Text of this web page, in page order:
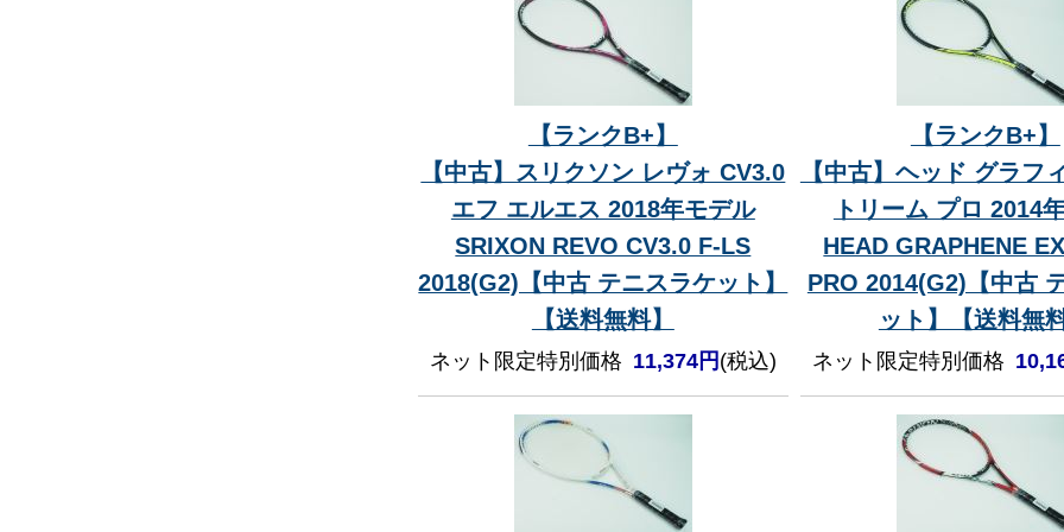
【ランクB+】
【中古】スリクソン レヴォ CV3.0
エフ エルエス 2018年モデル
SRIXON REVO CV3.0 F-LS
2018(G2)【中古 テニスラケット】
【送料無料】
ネット限定特別価格 11,374円 (税込)
【ランクB+】
【中古】ヘッド グラフ
トリーム プロ 2014
HEAD GRAPHENE
PRO 2014(G2)【中古
ット】【送料無
ネット限定特別価格